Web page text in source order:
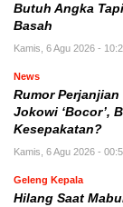
Butuh Angka
Basah
Kamis, 6 Agu 2026 -
News
Rumor
Jokowi ‘Bocor’,
Kesepakatan?
Kamis, 6 Agu 2026 -
Geleng Kepala
Hilang Saat